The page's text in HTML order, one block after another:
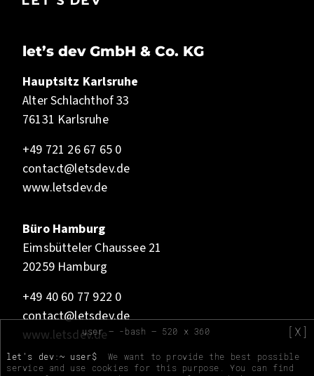
user — -bash — 520 x 360 [X]
let's dev:~ user$
We want to provide the best possible
service and use cookies for this purpose. You can find
let’s dev GmbH & Co. KG
Hauptsitz Karlsruhe
Alter Schlachthof 33
76131 Karlsruhe
+49 721 26 67 65 0
contact@letsdev.de
www.letsdev.de
Büro Hamburg
Eimsbütteler Chaussee 21
20259 Hamburg
+49 40 60 77 922 0
contact@letsdev.de
www.letsdev.de